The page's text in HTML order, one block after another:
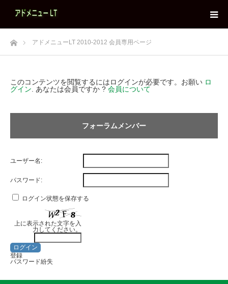
ホームアドメニューLT 2010-2012 会員専用ページ
このコンテンツを閲覧するにはログインが必要です。お願い ロ
グイン . あなたは会員ですか ? 会員について
フォーラムメンバー
ユーザー名:
パスワード:
ログイン状態を保存する
上に表示された文字を入
力してください。
ログイン
登録
パスワード紛失